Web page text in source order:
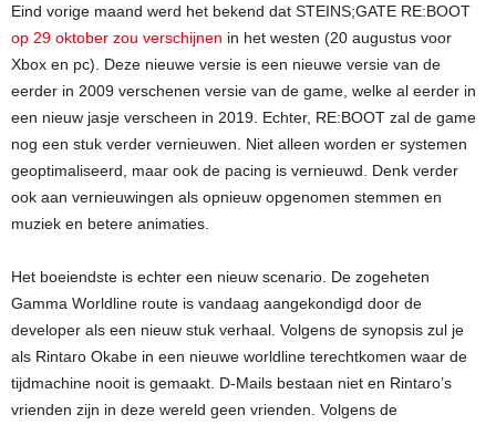
Eind vorige maand werd het bekend dat STEINS;GATE RE:BOOT
op 29 oktober zou verschijnen in het westen (20 augustus voor
Xbox en pc). Deze nieuwe versie is een nieuwe versie van de
eerder in 2009 verschenen versie van de game, welke al eerder in
een nieuw jasje verscheen in 2019. Echter, RE:BOOT zal de game
nog een stuk verder vernieuwen. Niet alleen worden er systemen
geoptimaliseerd, maar ook de pacing is vernieuwd. Denk verder
ook aan vernieuwingen als opnieuw opgenomen stemmen en
muziek en betere animaties.
Het boeiendste is echter een nieuw scenario. De zogeheten
Gamma Worldline route is vandaag aangekondigd door de
developer als een nieuw stuk verhaal. Volgens de synopsis zul je
als Rintaro Okabe in een nieuwe worldline terechtkomen waar de
tijdmachine nooit is gemaakt. D-Mails bestaan niet en Rintaro’s
vrienden zijn in deze wereld geen vrienden. Volgens de